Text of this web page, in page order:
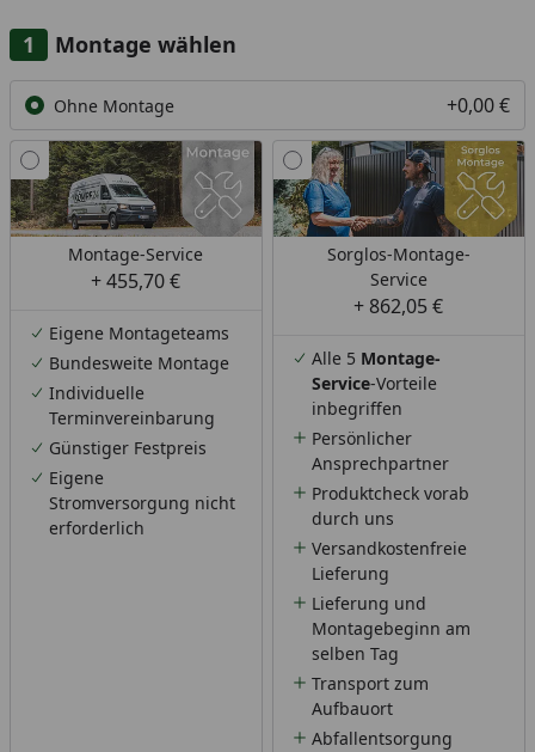
Montage wählen
Ohne Montage +0,00 €
Montage-Service
+ 455,70 €
Eigene Montageteams
Bundesweite Montage
Individuelle
Terminvereinbarung
Günstiger Festpreis
Eigene
Stromversorgung nicht
erforderlich
Sorglos-Montage-
Service
+ 862,05 €
Alle 5 Montage-
Service-Vorteile
inbegriffen
Persönlicher
Ansprechpartner
Produktcheck vorab
durch uns
Versandkostenfreie
Lieferung
Lieferung und
Montagebeginn am
selben Tag
Transport zum
Aufbauort
Abfallentsorgung